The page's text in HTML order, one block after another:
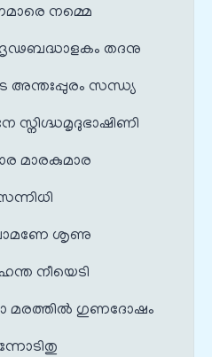
നമ്മെ
ദൃഢബദ്ധാളകം തദനു
അന്തഃപ്പുരം സന്ധ്യ
സ്നിഗ്ദ്ധമൃദുഭാഷിണി
മാരകുമാര
ശൃണു
നീയെടി
മരത്തിൽ ഗുണദോഷം